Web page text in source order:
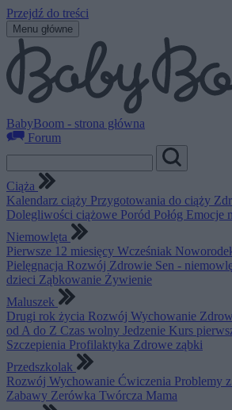
Przejdź do treści
Menu główne
BabyBoom - strona główna
Forum
Ciąża
Kalendarz ciąży Przygotowania do ciąży
Dolegliwości ciążowe Poród Połóg Emocje
Niemowlęta
Pierwsze 12 miesięcy Wcześniak
Pielęgnacja Rozwój Zdrowie Sen -
dzieci Ząbkowanie Żywienie
Maluszek
Drugi rok życia Rozwój Wychowanie
od A do Z Czas wolny Jedzenie Kurs
Szczepienia Profilaktyka Zdrowe ząbki
Przedszkolak
Rozwój Wychowanie Ćwiczenia Problemy
Zabawy Zerówka Twórcza Mama